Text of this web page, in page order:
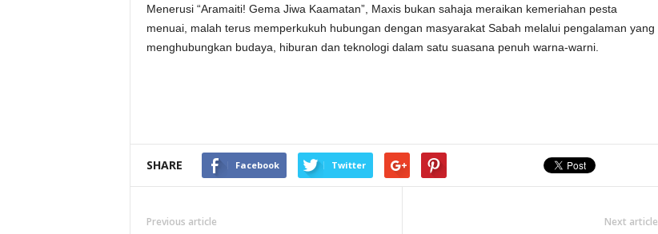
Menerusi “Aramaiti! Gema Jiwa Kaamatan”, Maxis bukan sahaja meraikan kemeriahan pesta
menuai, malah terus memperkukuh hubungan dengan masyarakat Sabah melalui pengalaman yang
menghubungkan budaya, hiburan dan teknologi dalam satu suasana penuh warna-warni.
SHARE Facebook Twitter
Previous article Next article